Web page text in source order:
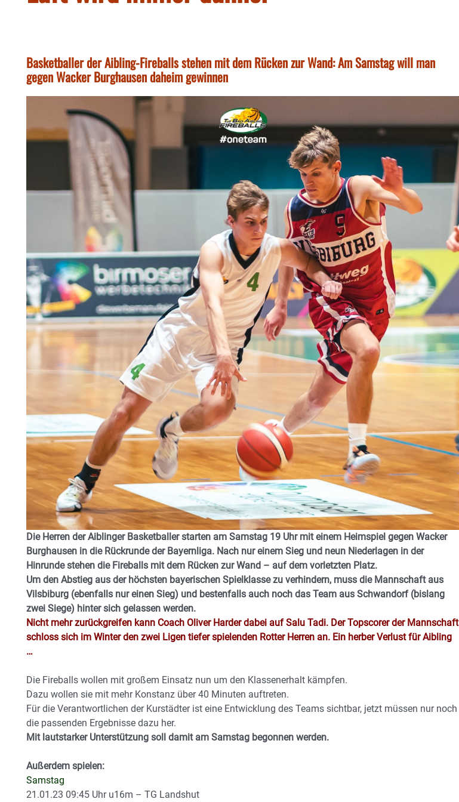
Basketballer der Aibling-Fireballs stehen mit dem Rücken zur Wand: Am Samstag will man
gegen Wacker Burghausen daheim gewinnen
Die Herren der Aiblinger Basketballer starten am Samstag 19 Uhr mit einem Heimspiel gegen Wacker
Burghausen in die Rückrunde der Bayernliga. Nach nur einem Sieg und neun Niederlagen in der
Hinrunde stehen die Fireballs mit dem Rücken zur Wand – auf dem vorletzten Platz.
Um den Abstieg aus der höchsten bayerischen Spielklasse zu verhindern, muss die Mannschaft aus
Vilsbiburg (ebenfalls nur einen Sieg) und bestenfalls auch noch das Team aus Schwandorf (bislang
zwei Siege) hinter sich gelassen werden.
Nicht mehr zurückgreifen kann Coach Oliver Harder dabei auf Salu Tadi. Der Topscorer der Mannschaft
schloss sich im Winter den zwei Ligen tiefer spielenden Rotter Herren an. Ein herber Verlust für Aibling
…
Die Fireballs wollen mit großem Einsatz nun um den Klassenerhalt kämpfen.
Dazu wollen sie mit mehr Konstanz über 40 Minuten auftreten.
Für die Verantwortlichen der Kurstädter ist eine Entwicklung des Teams sichtbar, jetzt müssen nur noch
die passenden Ergebnisse dazu her.
Mit lautstarker Unterstützung soll damit am Samstag begonnen werden.
Außerdem spielen:
Samstag
21.01.23 09:45 Uhr u16m – TG Landshut